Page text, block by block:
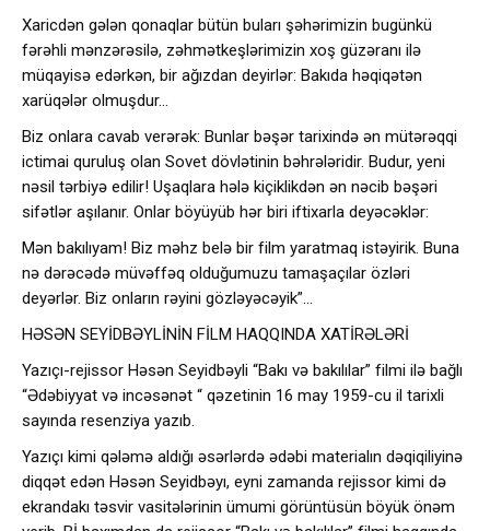
Xaricdən gələn qonaqlar bütün buları şəhərimizin bugünkü
fərəhli mənzərəsilə, zəhmətkeşlərimizin xoş güzəranı ilə
müqayisə edərkən, bir ağızdan deyirlər: Bakıda həqiqətən
xarüqələr olmuşdur…
Biz onlara cavab verərək: Bunlar bəşər tarixində ən mütərəqqi
ictimai quruluş olan Sovet dövlətinin bəhrələridir. Budur, yeni
nəsil tərbiyə edilir! Uşaqlara hələ kiçiklikdən ən nəcib bəşəri
sifətlər aşılanır. Onlar böyüyüb hər biri iftixarla deyəcəklər:
Mən bakılıyam! Biz məhz belə bir film yaratmaq istəyirik. Buna
nə dərəcədə müvəffəq olduğumuzu tamaşaçılar özləri
deyərlər. Biz onların rəyini gözləyəcəyik”…
HƏSƏN SEYİDBƏYLİNİN FİLM HAQQINDA XATİRƏLƏRİ
Yazıçı-rejissor Həsən Seyidbəyli “Bakı və bakılılar” filmi ilə bağlı
“Ədəbiyyat və incəsənət “ qəzetinin 16 may 1959-cu il tarixli
sayında resenziya yazıb.
Yazıçı kimi qələmə aldığı əsərlərdə ədəbi materialın dəqiqiliyinə
diqqət edən Həsən Seyidbəyı, eyni zamanda rejissor kimi də
ekrandakı təsvir vasitələrinin ümumi görüntüsün böyük önəm